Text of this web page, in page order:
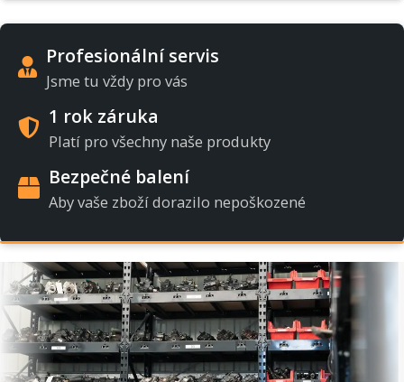
Profesionální servis
Jsme tu vždy pro vás
1 rok záruka
Platí pro všechny naše produkty
Bezpečné balení
Aby vaše zboží dorazilo nepoškozené